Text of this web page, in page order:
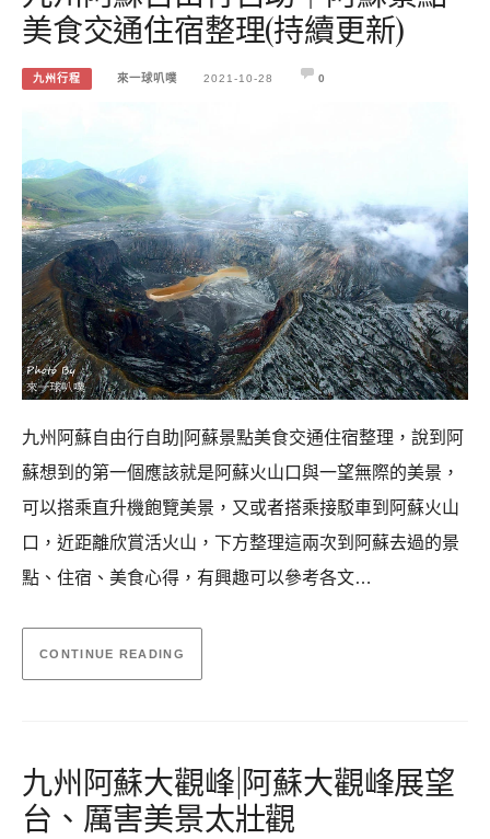
美食交通住宿整理(持續更新)
九州行程 來一球叭噗 2021-10-28 0
九州阿蘇自由行自助|阿蘇景點美食交通住宿整理，說到阿
蘇想到的第一個應該就是阿蘇火山口與一望無際的美景，
可以搭乘直升機飽覽美景，又或者搭乘接駁車到阿蘇火山
口，近距離欣賞活火山，下方整理這兩次到阿蘇去過的景
點、住宿、美食心得，有興趣可以參考各文…
CONTINUE READING
九州阿蘇大觀峰|阿蘇大觀峰展望
台、厲害美景太壯觀